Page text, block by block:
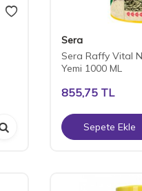
Sera
Sera Raffy Vital
Yemi 1000 ML
855,75TL
Sepete Ekle